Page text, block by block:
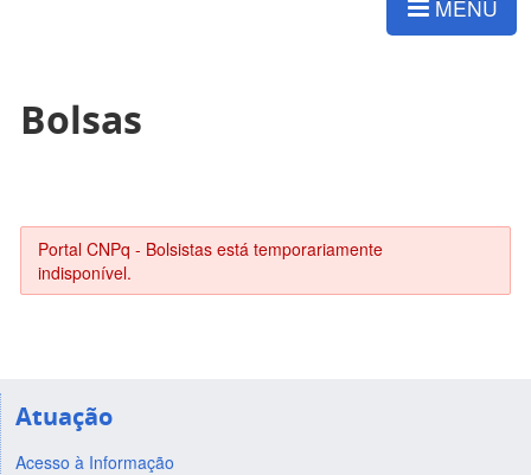
MENU
Bolsas
Portal CNPq - Bolsistas está temporariamente
indisponível.
Atuação
Acesso à Informação